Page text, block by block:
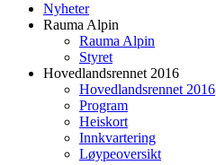
Nyheter
Rauma Alpin
Rauma Alpin
Styret
Hovedlandsrennet 2016
Hovedlandsrennet 2016
Program
Heiskort
Innkvartering
Løypeoversikt